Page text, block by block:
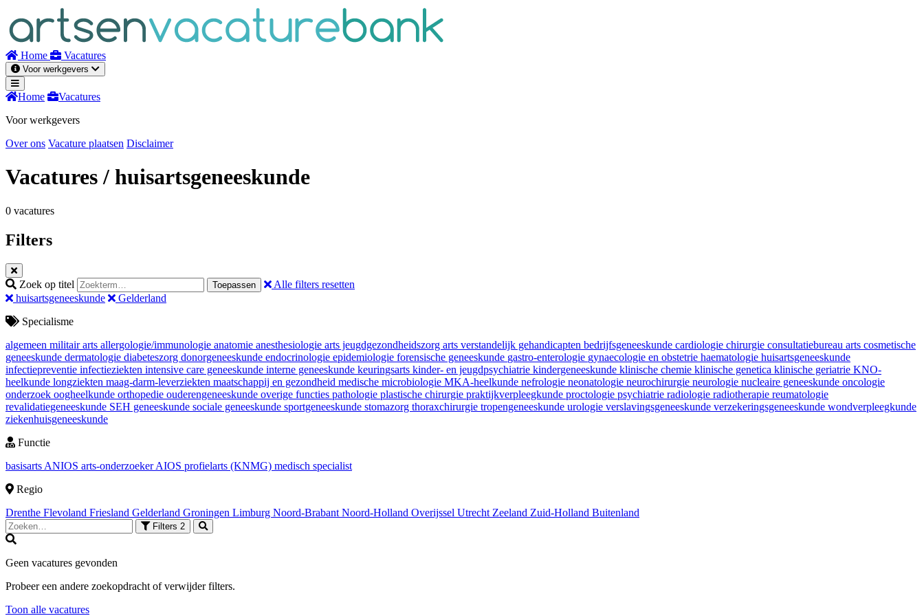
inhoud
Home Vacatures
Voor werkgevers
Home
Vacatures
Voor werkgevers
Over ons Vacature plaatsen Disclaimer
Vacatures/ huisartsgeneeskunde
0 vacatures
Filters
Zoek op titel Toepassen
Alle filters resetten
huisartsgeneeskunde
Gelderland
Specialisme
algemeen militair arts allergologie/immunologie anatomie anesthesiologie arts jeugdgezondheidszorg arts verstandelijk gehandicapten bedrijfsgeneeskunde cardiologie chirurgie consultatiebureau arts cosmetische
geneeskunde dermatologie diabeteszorg donorgeneeskunde endocrinologie epidemiologie forensische geneeskunde gastro-enterologie gynaecologie en obstetrie haematologie huisartsgeneeskunde
infectiepreventie infectieziekten intensive care geneeskunde interne geneeskunde keuringsarts kinder- en jeugdpsychiatrie kindergeneeskunde klinische chemie klinische genetica klinische geriatrie KNO-
heelkunde longziekten maag-darm-leverziekten maatschappij en gezondheid medische microbiologie MKA-heelkunde nefrologie neonatologie neurochirurgie neurologie nucleaire geneeskunde oncologie
onderzoek oogheelkunde orthopedie ouderengeneeskunde overige functies pathologie plastische chirurgie praktijkverpleegkunde proctologie psychiatrie radiologie radiotherapie reumatologie
revalidatiegeneeskunde SEH geneeskunde sociale geneeskunde sportgeneeskunde stomazorg thoraxchirurgie tropengeneeskunde urologie verslavingsgeneeskunde verzekeringsgeneeskunde wondverpleegkunde
ziekenhuisgeneeskunde
Functie
basisarts ANIOS arts-onderzoekerAIOS profielarts (KNMG) medisch specialist
Regio
Drenthe Flevoland Friesland Gelderland Groningen Limburg Noord-Brabant Noord-Holland Overijssel Utrecht Zeeland Zuid-Holland Buitenland
Filters 2
Geen vacatures gevonden
Probeer een andere zoekopdracht of verwijder filters.
Toon alle vacatures